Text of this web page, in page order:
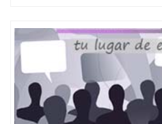
子工程学，工商管理学，艺
受性肯定及好评；而各种大
也吸引了众多不同国家的专
二、办理流程： 1、收集客
定金下单； 3、公司确认到
4、电子图做好发给客户确认
品部做成品； 6、成品做好